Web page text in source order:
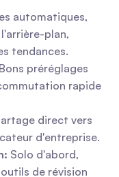
automatiques,
plan,
tendances.
Bons préréglages
rapide
direct vers
d'entreprise.
Solo d'abord,
de révision